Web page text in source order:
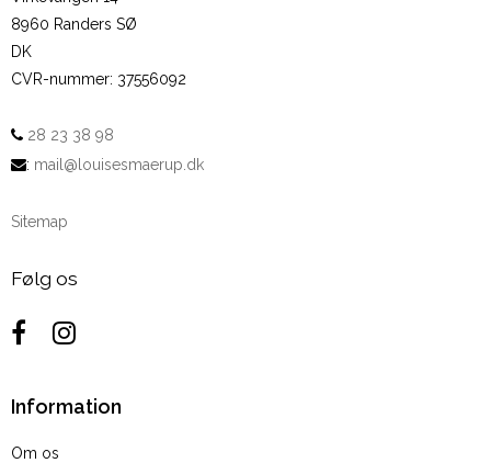
8960 Randers SØ
DK
CVR-nummer: 37556092
28 23 38 98
: mail@louisesmaerup.dk
Sitemap
Følg os
Information
Om os